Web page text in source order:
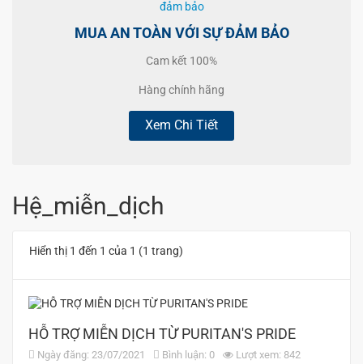
MUA AN TOÀN VỚI SỰ ĐẢM BẢO
Cam kết 100%
Hàng chính hãng
Xem Chi Tiết
Hệ_miễn_dịch
Hiển thị 1 đến 1 của 1 (1 trang)
HỖ TRỢ MIỄN DỊCH TỪ PURITAN'S PRIDE
Ngày đăng: 23/07/2021 Bình luận: 0 Lượt xem: 842